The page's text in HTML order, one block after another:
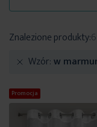
Znalezione produkty:6
Wzór w
Promocja